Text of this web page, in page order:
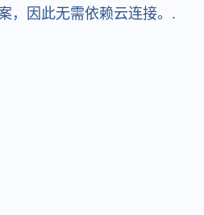
，因此无需依赖云连接。.